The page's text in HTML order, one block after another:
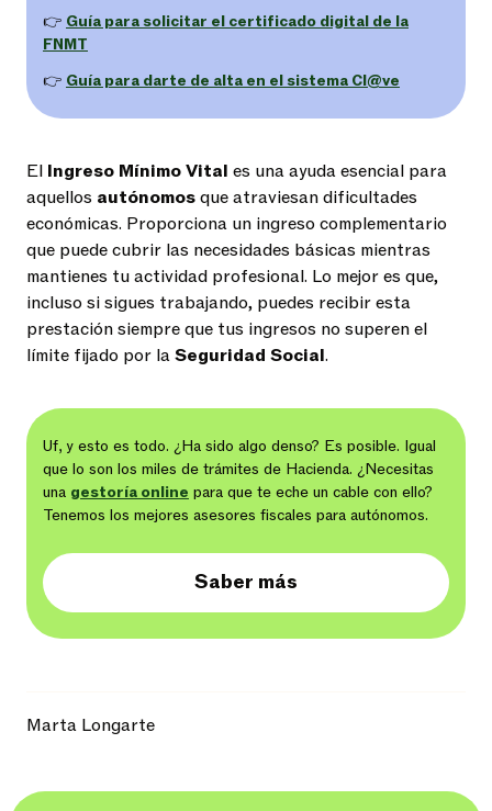
👉 Guía para solicitar el certificado digital de la
FNMT
👉 Guía para darte de alta en el sistema Cl@ve
El Ingreso Mínimo Vital es una ayuda esencial para
aquellos autónomosque atraviesan dificultades
económicas. Proporciona un ingreso complementario
que puede cubrir las necesidades básicas mientras
mantienes tu actividad profesional. Lo mejor es que,
incluso si sigues trabajando, puedes recibir esta
prestación siempre que tus ingresos no superen el
límite fijado por laSeguridad Social.
Uf, y esto es todo. ¿Ha sido algo denso? Es posible. Igual
que lo son los miles de trámites de Hacienda. ¿Necesitas
una gestoría online para que te eche un cable con ello?
Tenemos los mejores asesores fiscales para autónomos.
Saber más
Marta Longarte